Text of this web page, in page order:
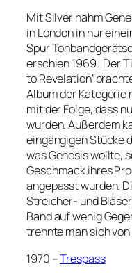
Mit Silver nahm
in London in nur
Spur
erschien 1969. Der
to Revelation‘
Album der Kategorie
mit der Folge, dass
wurden. Außerdem
eingängigen Stücke
was Genesis wollte,
Geschmack ihres
angepasst wurden.
Streicher- und
Band auf wenig
trennte man sich von
1970 –Trespass